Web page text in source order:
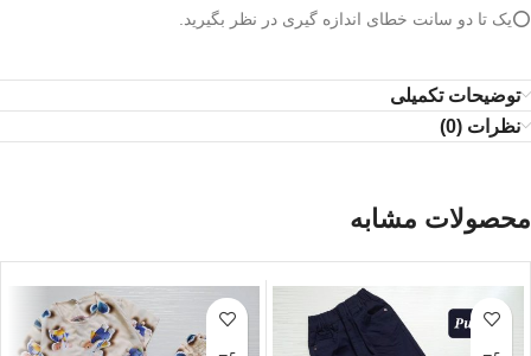
⭕️یک تا دو سانت خطای اندازه گیری در نظر بگیرید.
توضیحات تکمیلی
نظرات (0)
محصولات مشابه